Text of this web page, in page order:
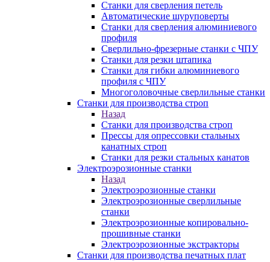
Станки для сверления петель
Автоматические шуруповерты
Станки для сверления алюминиевого
профиля
Сверлильно-фрезерные станки с ЧПУ
Станки для резки штапика
Станки для гибки алюминиевого
профиля с ЧПУ
Многоголовочные сверлильные станки
Станки для производства строп
Назад
Станки для производства строп
Прессы для опрессовки стальных
канатных строп
Станки для резки стальных канатов
Электроэрозионные станки
Назад
Электроэрозионные станки
Электроэрозионные сверлильные
станки
Электроэрозионные копировально-
прошивные станки
Электроэрозионные экстракторы
Станки для производства печатных плат